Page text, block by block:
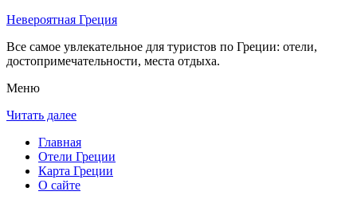
Невероятная Греция
Все самое увлекательное для туристов по Греции: отели,
достопримечательности, места отдыха.
Меню
Читать далее
Главная
Отели Греции
Карта Греции
О сайте